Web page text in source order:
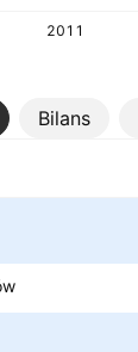
2011
Bilans